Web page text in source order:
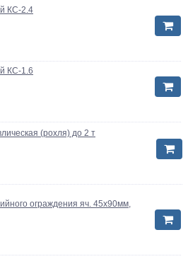
КС-2.4
КС-1.6
(рохля) до 2 т
ограждения яч. 45х90мм,